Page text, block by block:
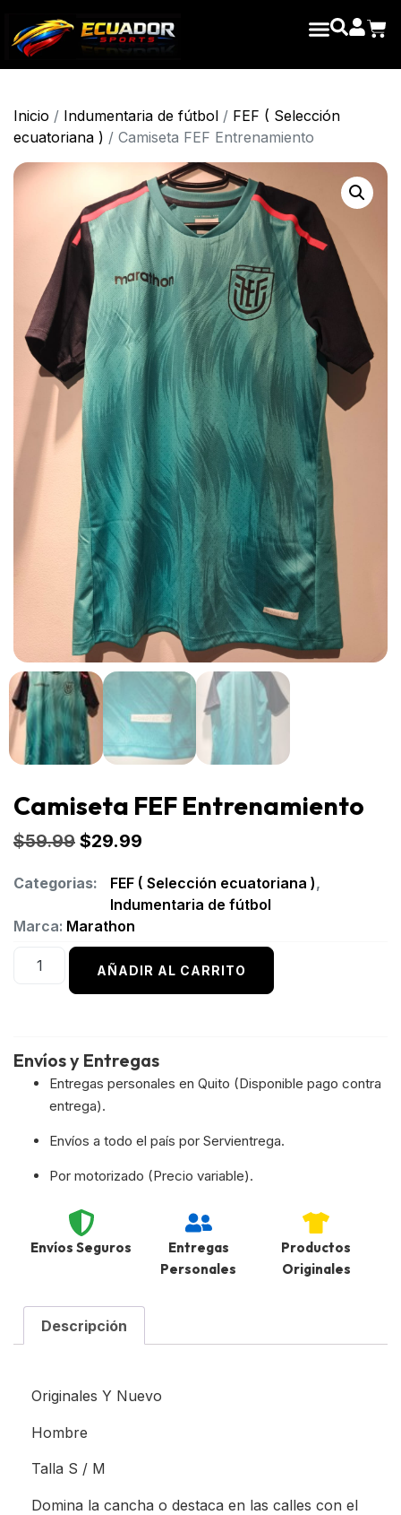
Inicio / Indumentaria de fútbol / FEF ( Selección
ecuatoriana ) / Camiseta FEF Entrenamiento
Camiseta FEF Entrenamiento
$59.99 $29.99
Categorias: FEF ( Selección ecuatoriana ),
Indumentaria de fútbol
Marca: Marathon
AÑADIR AL CARRITO
Envíos y Entregas
Entregas personales en Quito (Disponible pago contra
entrega).
Envíos a todo el país por Servientrega.
Por motorizado (Precio variable).
Envíos Seguros
Entregas
Personales
Productos
Originales
Descripción
Originales Y Nuevo
Hombre
Talla S / M
Domina la cancha o destaca en las calles con el